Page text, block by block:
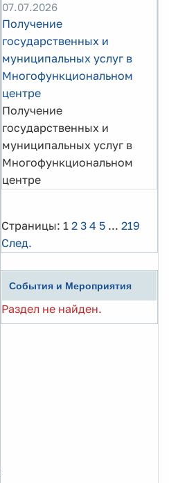
07.07.2026
Получение
государственных и
муниципальных услуг в
Многофункциональном
центре
Получение
государственных и
муниципальных услуг в
Многофункциональном
центре
Страницы: 1 2 3 4 5 ... 219
След.
События и Мероприятия
Раздел не найден.